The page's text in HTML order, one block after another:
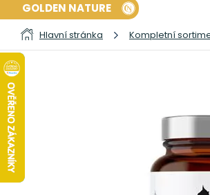
GOLDEN NATURE
Hlavní stránka Kompletní